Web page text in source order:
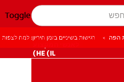
Toggle
HE (IL)
הפה רגישות בשיניים בזמן היריון: למה